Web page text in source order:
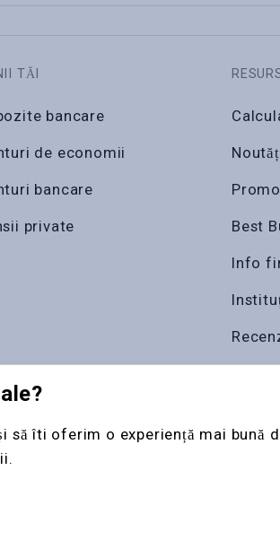
TĂI
bancare
de economii
bancare
private Best
Info
rezervate
să îti oferim o experiență mai bună